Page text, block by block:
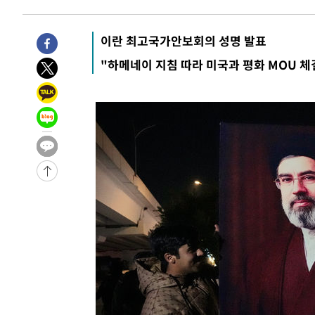
이란 최고국가안보회의 성명 발표
"하메네이 지침 따라 미국과 평화 MOU